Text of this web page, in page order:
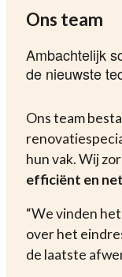
Ons team
Ambachtelijk
de nieuwste
Ons team
hun vak. Wij
efficiënt en
“We vinden
over het
de laatste